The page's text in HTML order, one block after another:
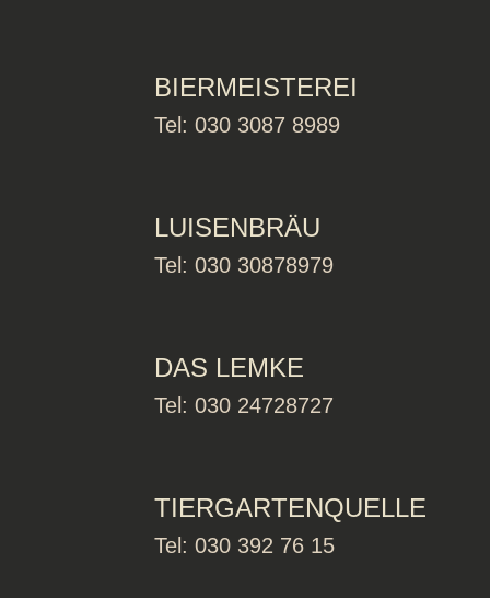
BIERMEISTEREI
Tel: 030 3087 8989
LUISENBRÄU
Tel: 030 30878979
DAS LEMKE
Tel: 030 24728727
TIERGARTENQUELLE
Tel: 030 392 76 15